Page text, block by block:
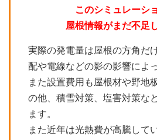
このシミュレーシ
屋根情報がまだ不足
実際の発電量は屋根の方角だ
配や電線などの影の影響によ
また設置費用も屋根材や野地
の他、積雪対策、塩害対策な
ます。
また近年は光熱費が高騰して